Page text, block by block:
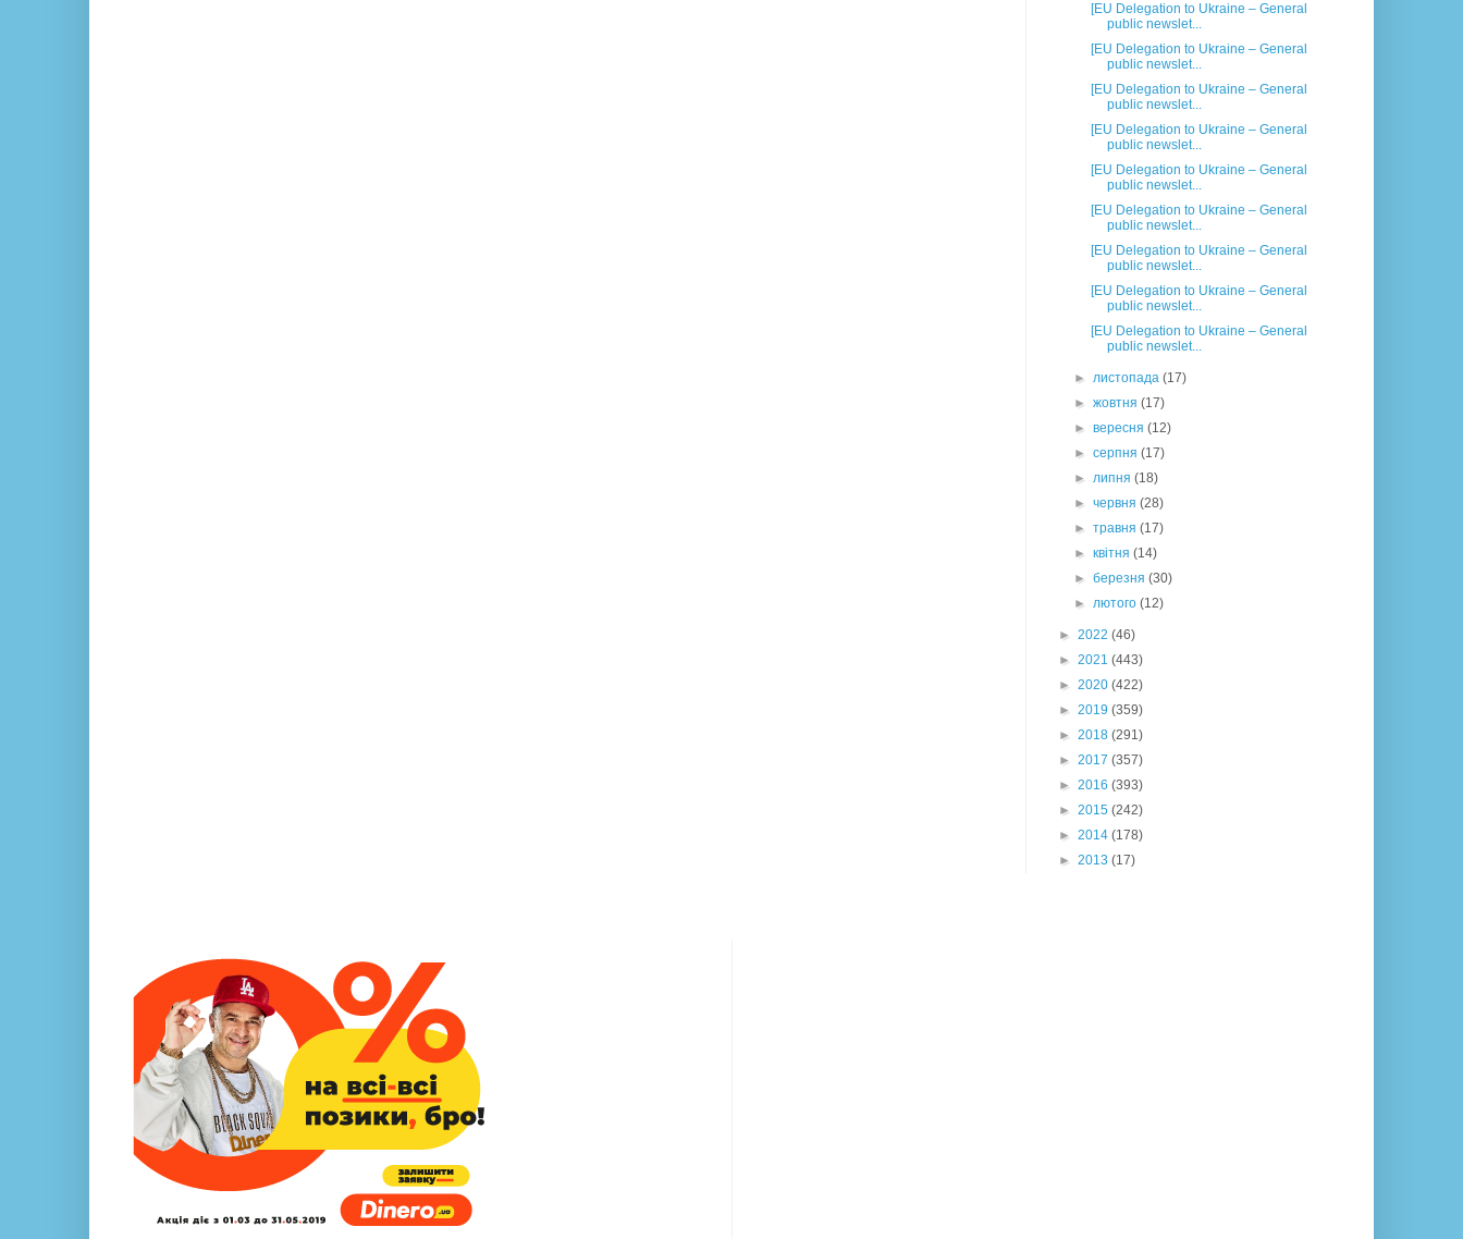
[EU Delegation to Ukraine – General
public newslet...
[EU Delegation to Ukraine – General
public newslet...
[EU Delegation to Ukraine – General
public newslet...
[EU Delegation to Ukraine – General
public newslet...
[EU Delegation to Ukraine – General
public newslet...
[EU Delegation to Ukraine – General
public newslet...
[EU Delegation to Ukraine – General
public newslet...
[EU Delegation to Ukraine – General
public newslet...
[EU Delegation to Ukraine – General
public newslet...
►листопада(17)
►жовтня(17)
►вересня(12)
►серпня(17)
►липня(18)
►червня(28)
►травня(17)
►квітня(14)
►березня(30)
►лютого(12)
► 2022 (46)
► 2021 (443)
► 2020 (422)
► 2019 (359)
► 2018 (291)
► 2017 (357)
► 2016 (393)
► 2015 (242)
► 2014 (178)
► 2013 (17)